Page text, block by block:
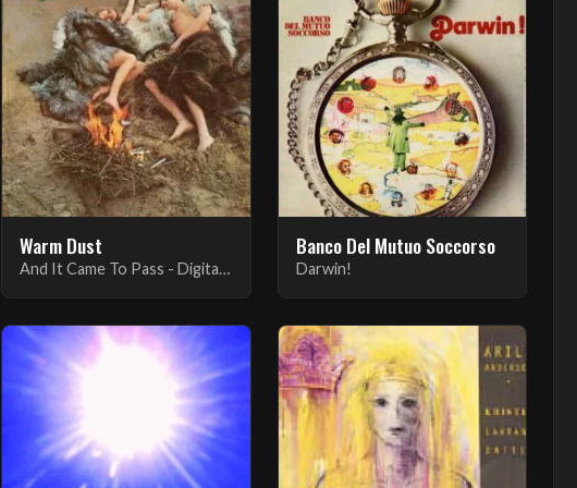
Warm Dust
And It Came To Pass - Digitally Remastered
Banco Del Mutuo Soccorso
Darwin!